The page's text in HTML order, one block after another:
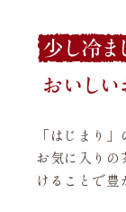
「はじまり
お気に入りの
けることで豊